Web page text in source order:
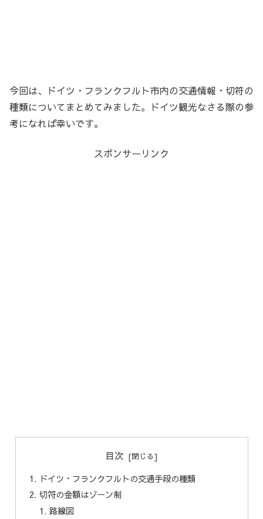
今回は、ドイツ・フランクフルト市内の交通情報・切符の
種類についてまとめてみました。ドイツ観光なさる際の参
考になれば幸いです。
スポンサーリンク
目次
ドイツ・フランクフルトの交通手段の種類
切符の金額はゾーン制
路線図